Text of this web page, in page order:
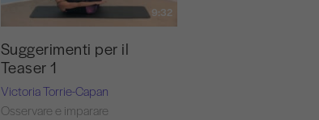
9:32
Suggerimenti per il
Teaser 1
Victoria Torrie-Capan
Osservare e imparare